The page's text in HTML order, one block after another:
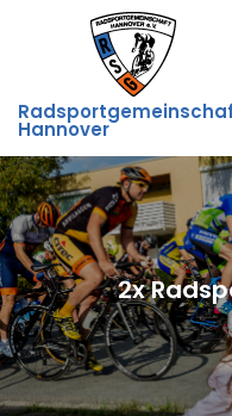
Hannover
2x